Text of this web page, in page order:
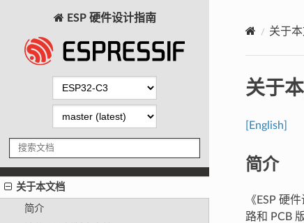
ESP 硬件设计指南
关于本文档
简介
关于
关于
[English]
简介
《ESP 硬
路和 PCB